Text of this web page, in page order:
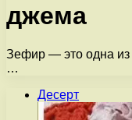
джема
Зефир — это одна из
…
Десерт